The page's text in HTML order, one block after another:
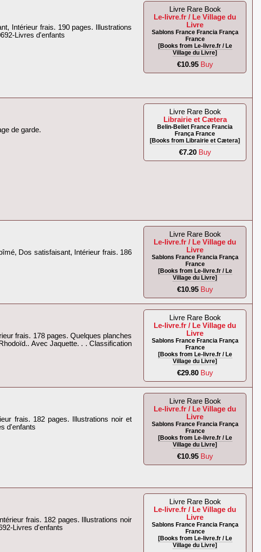
Intérieur frais. 190 pages. Illustrations
Livres d'enfants‎
Livre Rare Book
Le-livre.fr / Le Village du
Livre
Sablons France Francia França
France
[Books from Le-livre.fr / Le
Village du Livre]
€10.95 Buy
de garde.‎
Livre Rare Book
Librairie et Cætera
Belin-Beliet France Francia
França France
[Books from Librairie et Cætera]
€7.20 Buy
Dos satisfaisant, Intérieur frais. 186
Livre Rare Book
Le-livre.fr / Le Village du
Livre
Sablons France Francia França
France
[Books from Le-livre.fr / Le
Village du Livre]
€10.95 Buy
frais. 178 pages. Quelques planches
Avec Jaquette. . . Classification
Livre Rare Book
Le-livre.fr / Le Village du
Livre
Sablons France Francia França
France
[Books from Le-livre.fr / Le
Village du Livre]
€29.80 Buy
frais. 182 pages. Illustrations noir et
d'enfants‎
Livre Rare Book
Le-livre.fr / Le Village du
Livre
Sablons France Francia França
France
[Books from Le-livre.fr / Le
Village du Livre]
€10.95 Buy
frais. 182 pages. Illustrations noir
Livres d'enfants‎
Livre Rare Book
Le-livre.fr / Le Village du
Livre
Sablons France Francia França
France
[Books from Le-livre.fr / Le
Village du Livre]